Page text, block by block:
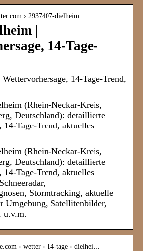
› 2937407-dielheim
|
14-Tage-
14-Tage-Trend,
(Rhein-Neckar-Kreis,
Deutschland): detaillierte
14-Tage-Trend, aktuelles
(Rhein-Neckar-Kreis,
Deutschland): detaillierte
14-Tage-Trend, aktuelles
Stormtracking, aktuelle
Umgebung, Satellitenbilder,
u.v.m.
› wetter › 14-tage › dielhei…